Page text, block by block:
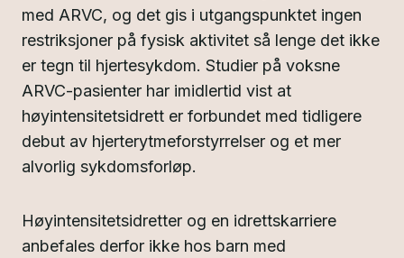
med ARVC, og det gis i utgangspunktet ingen
restriksjoner på fysisk aktivitet så lenge det ikke
er tegn til hjertesykdom. Studier på voksne
ARVC-pasienter har imidlertid vist at
høyintensitetsidrett er forbundet med tidligere
debut av hjerterytmeforstyrrelser og et mer
alvorlig sykdomsforløp.
Høyintensitetsidretter og en idrettskarriere
anbefales derfor ikke hos barn med